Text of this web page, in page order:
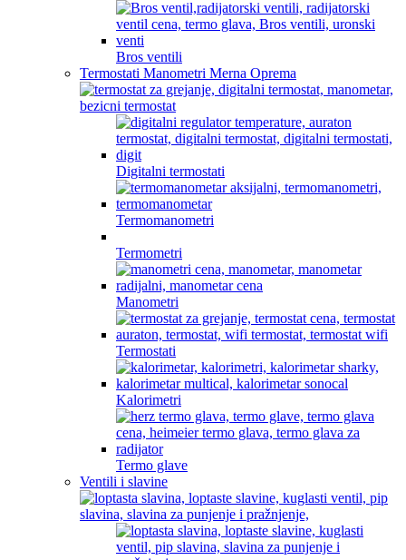
Bros ventili
Termostati Manometri Merna Oprema
Digitalni termostati
Termomanometri
Termometri
Manometri
Termostati
Kalorimetri
Termo glave
Ventili i slavine